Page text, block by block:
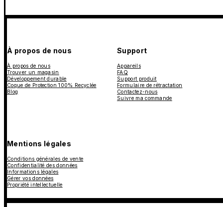
À propos de nous
À propos de nous
Trouver un magasin
Développement durable
Coque de Protection 100% Recyclée
Blog
Support
Appareils
FAQ
Support produit
Formulaire de rétractation
Contactez-nous
Suivre ma commande
Mentions légales
Conditions générales de vente
Confidentialité des données
Informations légales
Gérer vos données
Propriété intellectuelle